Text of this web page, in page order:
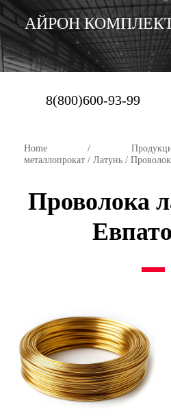
АЙРОН
8(800)600-93-99
Home /
металлопрокат / Латунь /
Проволока